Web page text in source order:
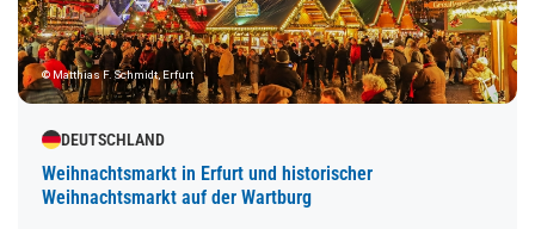
© Matthias F. Schmidt, Erfurt
DEUTSCHLAND
Weihnachtsmarkt in Erfurt und historischer
Weihnachtsmarkt auf der Wartburg